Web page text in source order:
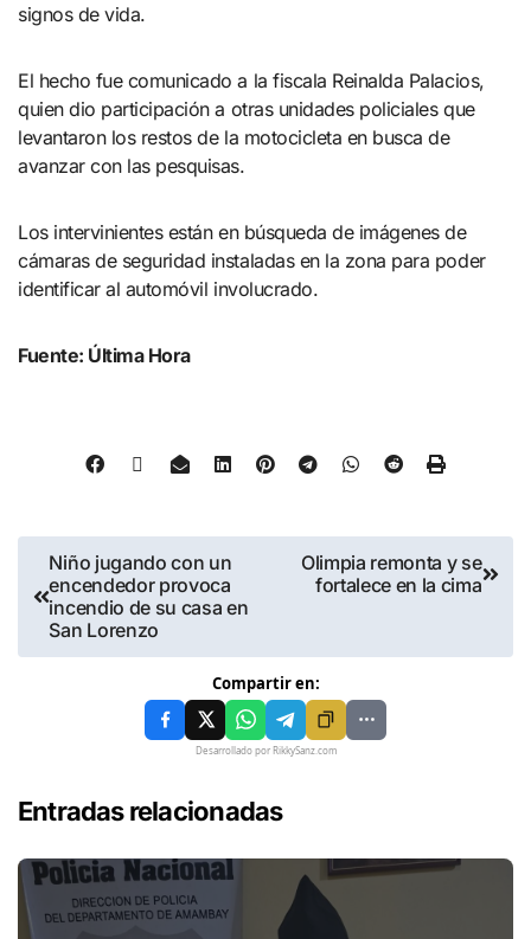
signos de vida.
El hecho fue comunicado a la fiscala Reinalda Palacios,
quien dio participación a otras unidades policiales que
levantaron los restos de la motocicleta en busca de
avanzar con las pesquisas.
Los intervinientes están en búsqueda de imágenes de
cámaras de seguridad instaladas en la zona para poder
identificar al automóvil involucrado.
Fuente: Última Hora
Niño jugando con un
encendedor provoca
incendio de su casa en
San Lorenzo
Olimpia remonta y se
fortalece en la cima
Compartir en:
Desarrollado por RikkySanz.com
Entradas relacionadas